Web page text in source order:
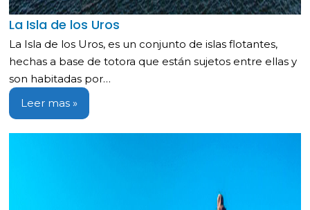
La Isla de los Uros
La Isla de los Uros, es un conjunto de islas flotantes,
hechas a base de totora que están sujetos entre ellas y
son habitadas por…
Leer mas »